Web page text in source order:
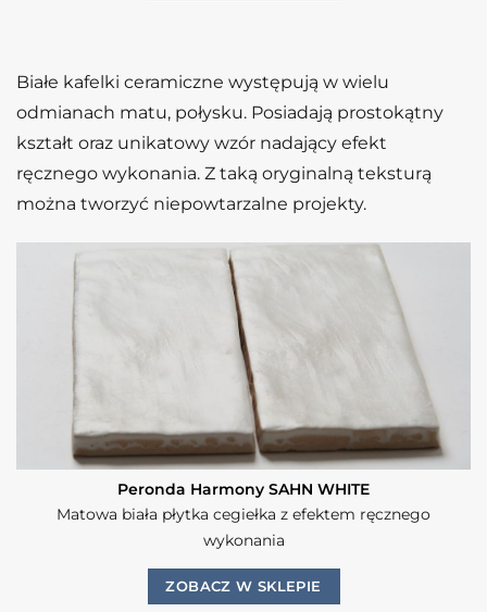
Białe kafelki ceramiczne występują w wielu
odmianach matu, połysku. Posiadają prostokątny
kształt oraz unikatowy wzór nadający efekt
ręcznego wykonania. Z taką oryginalną teksturą
można tworzyć niepowtarzalne projekty.
Peronda Harmony SAHN WHITE
Matowa biała płytka cegiełka z efektem ręcznego
wykonania
ZOBACZ W SKLEPIE